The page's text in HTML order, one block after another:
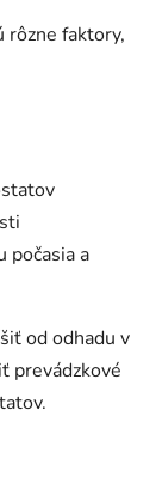
faktory,
počasia a
od odhadu v
prevádzkové